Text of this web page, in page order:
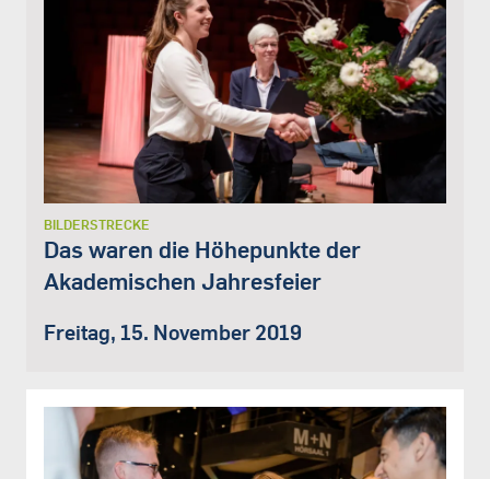
BILDERSTRECKE
Das waren die Höhepunkte der
Akademischen Jahresfeier
Freitag, 15. November 2019